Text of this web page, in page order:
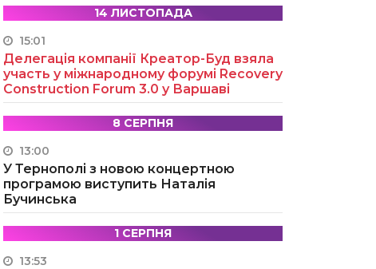
14 ЛИСТОПАДА
15:01
Делегація компанії Креатор-Буд взяла
участь у міжнародному форумі Recovery
Construction Forum 3.0 у Варшаві
8 СЕРПНЯ
13:00
У Тернополі з новою концертною
програмою виступить Наталія
Бучинська
1 СЕРПНЯ
13:53